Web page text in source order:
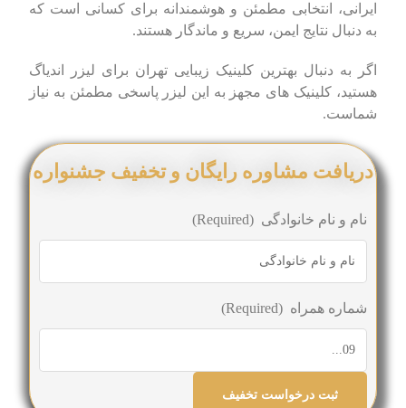
ایرانی، انتخابی مطمئن و هوشمندانه برای کسانی است که
به دنبال نتایج ایمن، سریع و ماندگار هستند.
اگر به دنبال بهترین کلینیک زیبایی تهران برای لیزر اندیاگ
هستید، کلینیک های مجهز به این لیزر پاسخی مطمئن به نیاز
شماست.
دریافت مشاوره رایگان و تخفیف جشنواره
نام و نام خانوادگی (Required)
شماره همراه (Required)